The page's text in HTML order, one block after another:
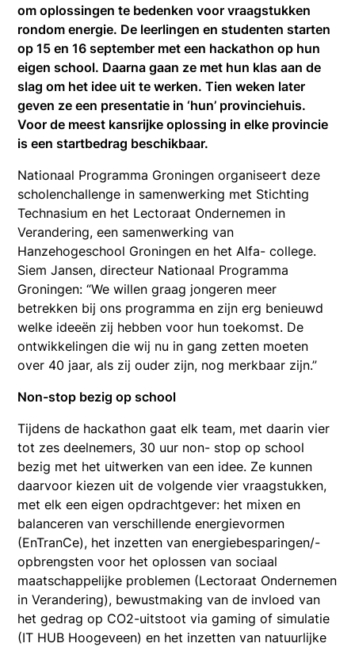
om oplossingen te bedenken voor vraagstukken
rondom energie. De leerlingen en studenten starten
op 15 en 16 september met een hackathon op hun
eigen school. Daarna gaan ze met hun klas aan de
slag om het idee uit te werken. Tien weken later
geven ze een presentatie in ‘hun’ provinciehuis.
Voor de meest kansrijke oplossing in elke provincie
is een startbedrag beschikbaar.
Nationaal Programma Groningen organiseert deze
scholenchallenge in samenwerking met Stichting
Technasium en het Lectoraat Ondernemen in
Verandering, een samenwerking van
Hanzehogeschool Groningen en het Alfa- college.
Siem Jansen, directeur Nationaal Programma
Groningen: “We willen graag jongeren meer
betrekken bij ons programma en zijn erg benieuwd
welke ideeën zij hebben voor hun toekomst. De
ontwikkelingen die wij nu in gang zetten moeten
over 40 jaar, als zij ouder zijn, nog merkbaar zijn.”
Non-stop bezig op school
Tijdens de hackathon gaat elk team, met daarin vier
tot zes deelnemers, 30 uur non- stop op school
bezig met het uitwerken van een idee. Ze kunnen
daarvoor kiezen uit de volgende vier vraagstukken,
met elk een eigen opdrachtgever: het mixen en
balanceren van verschillende energievormen
(EnTranCe), het inzetten van energiebesparingen/-
opbrengsten voor het oplossen van sociaal
maatschappelijke problemen (Lectoraat Ondernemen
in Verandering), bewustmaking van de invloed van
het gedrag op CO2-uitstoot via gaming of simulatie
(IT HUB Hoogeveen) en het inzetten van natuurlijke